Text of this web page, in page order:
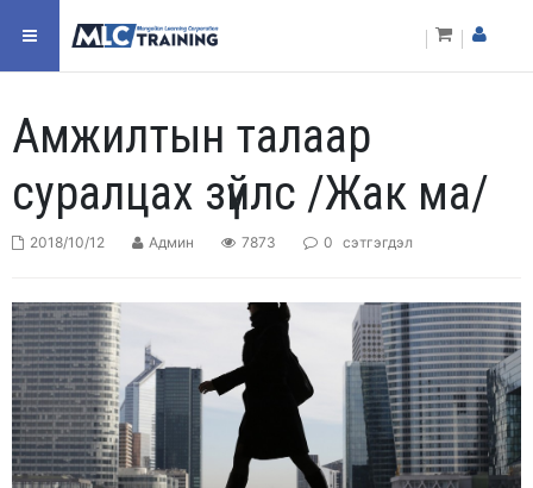
Амжилтын талаар
суралцах зүйлс /Жак ма/
2018/10/12 Админ 7873 0 сэтгэгдэл